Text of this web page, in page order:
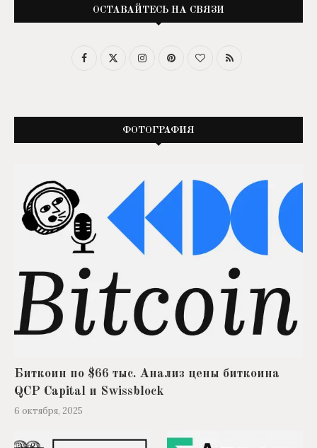
ОСТАВАЙТЕСЬ НА СВЯЗИ
ФОТОГРАФИЯ
Биткоин по $66 тыс. Анализ цены биткоина
QCP Capital и Swissblock
6 октября, 2025